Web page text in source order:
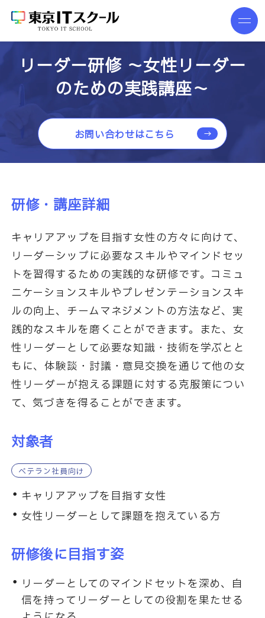
リーダー研修 ～女性リーダー
のための実践講座～
お問い合わせはこちら
研修・講座詳細
キャリアアップを目指す女性の方々に向けて、
リーダーシップに必要なスキルやマインドセッ
トを習得するための実践的な研修です。コミュ
ニケーションスキルやプレゼンテーションスキ
ルの向上、チームマネジメントの方法など、実
践的なスキルを磨くことができます。また、女
性リーダーとして必要な知識・技術を学ぶとと
もに、体験談・討議・意見交換を通じて他の女
性リーダーが抱える課題に対する克服策につい
て、気づきを得ることができます。
対象者
ベテラン社員向け
キャリアアップを目指す女性
女性リーダーとして課題を抱えている方
研修後に目指す姿
リーダーとしてのマインドセットを深め、自
信を持ってリーダーとしての役割を果たせる